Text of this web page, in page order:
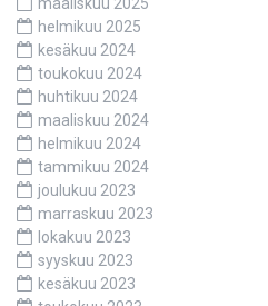
maaliskuu 2025
helmikuu 2025
kesäkuu 2024
toukokuu 2024
huhtikuu 2024
maaliskuu 2024
helmikuu 2024
tammikuu 2024
joulukuu 2023
marraskuu 2023
lokakuu 2023
syyskuu 2023
kesäkuu 2023